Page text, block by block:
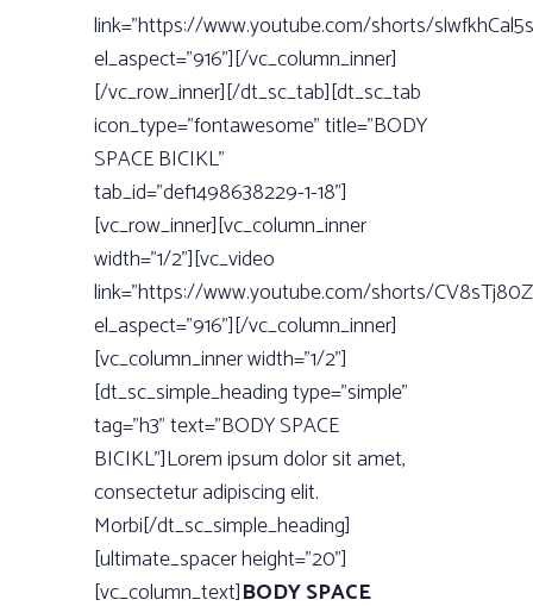
link=”https://www.youtube.com/shorts/
el_aspect=”916”][/vc_column_inner]
[/vc_row_inner][/dt_sc_tab][dt_sc_tab
icon_type=”fontawesome” title=”BODY
SPACE BICIKL”
tab_id=”def1498638229-1-18”]
[vc_row_inner][vc_column_inner
width=”1/2”][vc_video
link=”https://www.youtube.com/shorts/
el_aspect=”916”][/vc_column_inner]
[vc_column_inner width=”1/2”]
[dt_sc_simple_heading type=”simple”
tag=”h3” text=”BODY SPACE
BICIKL”]Lorem ipsum dolor sit amet,
consectetur adipiscing elit.
Morbi[/dt_sc_simple_heading]
[ultimate_spacer height=”20”]
[vc_column_text]BODY SPACE